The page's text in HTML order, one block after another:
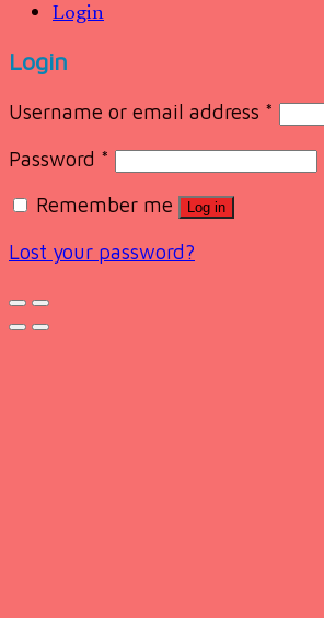
Login
Login
Username or email address *
Password *
Remember me
Log in
Lost your password?